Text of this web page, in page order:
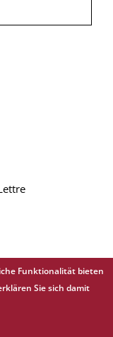
reserved.
Funktionalität bieten
Sie sich damit